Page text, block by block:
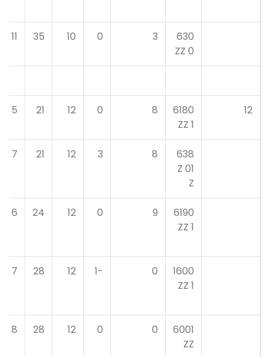
630
0 ZZ
3
0
10
35
11
12
6180
1 ZZ
8
0
12
21
5
638
01 Z
Z
8
3
12
21
7
6190
1 ZZ
9
0
12
24
6
1600
1 ZZ
0
-1
12
28
7
6001
ZZ
0
0
12
28
8